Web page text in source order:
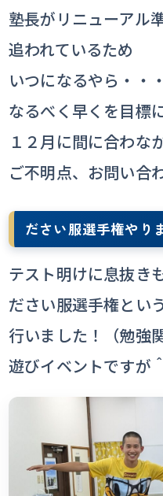
塾長がリニューアル
追われているため
いつになるやら・・
なるべく早くを目標
１２月に間に合わな
ご不明点、お問い合
ださい服選手権やり
テスト明けに息抜き
ださい服選手権とい
行いました！（勉強
遊びイベントですが